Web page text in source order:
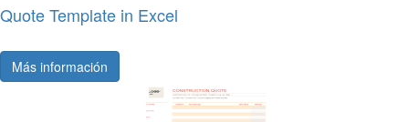
Quote Template in Excel
Más información